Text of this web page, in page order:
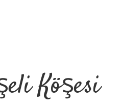
Köşesi